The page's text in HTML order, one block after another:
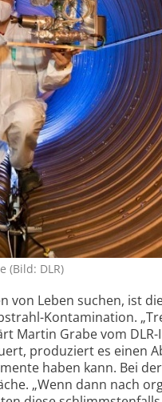
(Bild: DLR)
von Leben suchen, ist
Kontamination.
Martin Grabe vom
produziert es einen
haben kann. Bei
„Wenn dann nach